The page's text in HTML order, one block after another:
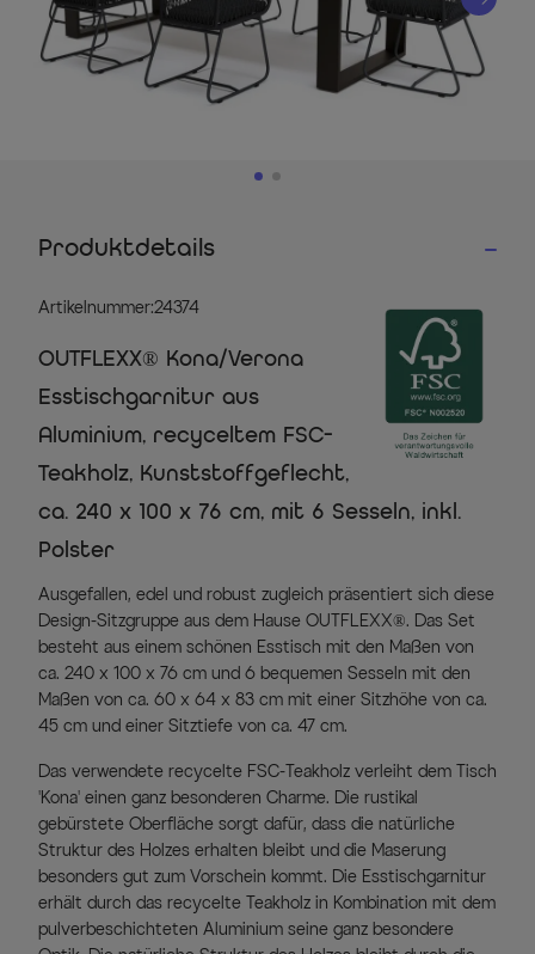
Produktdetails
Artikelnummer:24374
OUTFLEXX® Kona/Verona
Esstischgarnitur aus
Aluminium, recyceltem FSC-
Teakholz, Kunststoffgeflecht,
ca. 240 x 100 x 76 cm, mit 6 Sesseln, inkl.
Polster
Ausgefallen, edel und robust zugleich präsentiert sich diese
Design-Sitzgruppe aus dem Hause OUTFLEXX®. Das Set
besteht aus einem schönen Esstisch mit den Maßen von
ca. 240 x 100 x 76 cm und 6 bequemen Sesseln mit den
Maßen von ca. 60 x 64 x 83 cm mit einer Sitzhöhe von ca.
45 cm und einer Sitztiefe von ca. 47 cm.
Das verwendete recycelte FSC-Teakholz verleiht dem Tisch
'Kona' einen ganz besonderen Charme. Die rustikal
gebürstete Oberfläche sorgt dafür, dass die natürliche
Struktur des Holzes erhalten bleibt und die Maserung
besonders gut zum Vorschein kommt. Die Esstischgarnitur
erhält durch das recycelte Teakholz in Kombination mit dem
pulverbeschichteten Aluminium seine ganz besondere